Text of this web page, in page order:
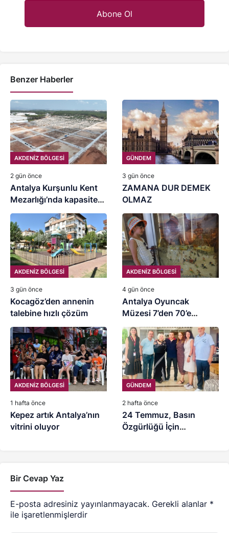
Benzer Haberler
AKDENİZ BÖLGESİ
2 gün önce
Antalya Kurşunlu Kent
Mezarlığı’nda kapasite
artırımı
GÜNDEM
3 gün önce
ZAMANA DUR DEMEK
OLMAZ
AKDENİZ BÖLGESİ
3 gün önce
Kocagöz’den annenin
talebine hızlı çözüm
AKDENİZ BÖLGESİ
4 gün önce
Antalya Oyuncak
Müzesi 7’den 70’e
ziyaretçilerini ağırlıyor
AKDENİZ BÖLGESİ
1 hafta önce
Kepez artık Antalya’nın
vitrini oluyor
GÜNDEM
2 hafta önce
24 Temmuz, Basın
Özgürlüğü İçin
Bir Cevap Yaz
E-posta adresiniz yayınlanmayacak. Gerekli alanlar *
ile işaretlenmişlerdir